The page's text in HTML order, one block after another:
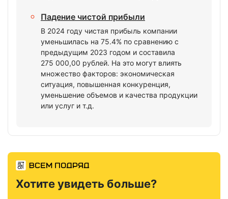
Падение чистой прибыли
В 2024 году чистая прибыль компании
уменьшилась на 75.4% по сравнению с
предыдущим 2023 годом и составила
275 000,00 рублей. На это могут влиять
множество факторов: экономическая
ситуация, повышенная конкуренция,
уменьшение объемов и качества продукции
или услуг и т.д.
Хотите увидеть больше?